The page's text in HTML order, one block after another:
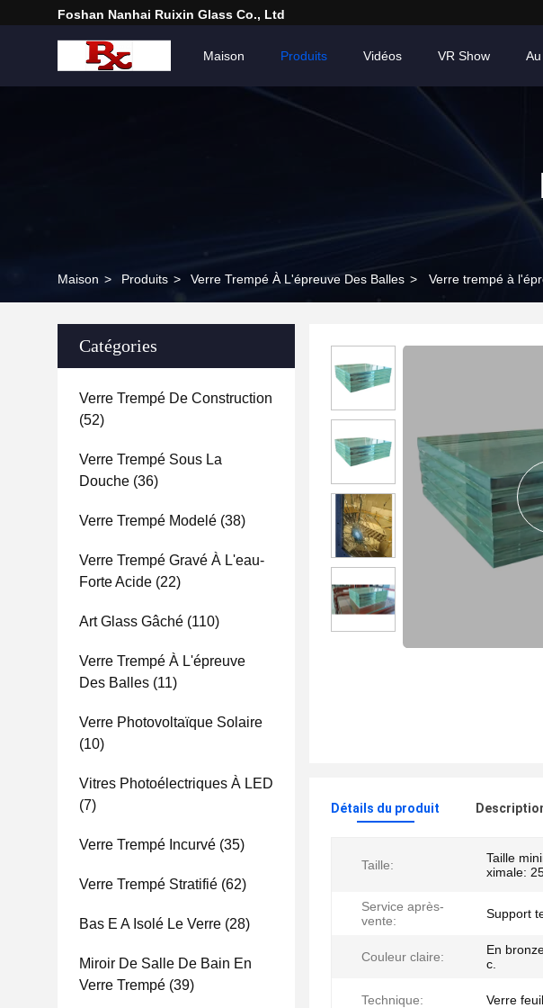
Foshan Nanhai Ruixin Glass Co., Ltd
Maison Produits Vidéos VR Show
Maison > Produits > Verre Trempé À L'épreuve Des Balles > Verre trempé à
Catégories
Verre Trempé De Construction
(52)
Verre Trempé Sous La
Douche (36)
Verre Trempé Modelé (38)
Verre Trempé Gravé À L'eau-
Forte Acide (22)
Art Glass Gâché (110)
Verre Trempé À L'épreuve
Des Balles (11)
Verre Photovoltaïque Solaire
(10)
Vitres Photoélectriques À LED
(7)
Verre Trempé Incurvé (35)
Verre Trempé Stratifié (62)
Bas E A Isolé Le Verre (28)
Miroir De Salle De Bain En
Verre Trempé (39)
Détails du produit
Taille:
Taille
ximale:
Service après-
vente:
Support
Couleur claire:
En
c.
Technique: Verre